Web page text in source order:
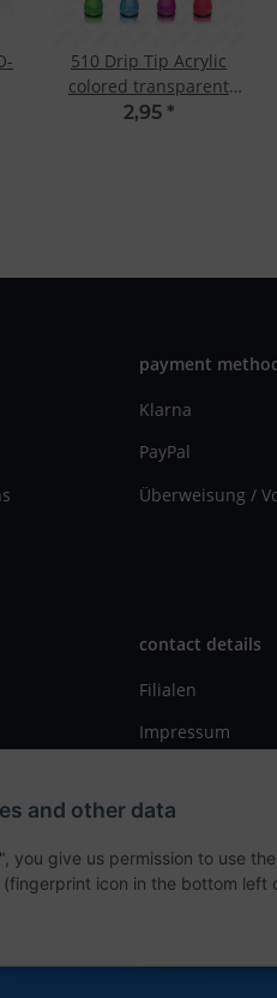
510 Drip Tip Acrylic
colored transparent
Blue
2,95 *
payment
Klarna
PayPal
Überweisung /
contact details
Filialen
Impressum
and other data
you give us permission to use
icon in the bottom left